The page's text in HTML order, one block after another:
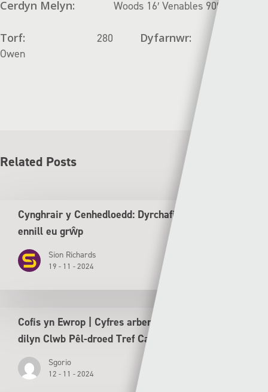
Cerdyn Melyn: Woods 16′ Venables 90′
Torf: 280 Dyfarnwr: Tom
Owen
Related Posts
Cynghrair y Cenhedloedd: Dyrchafiad i Gymru ar ôl
ennill eu grŵp
Sion Richards
19 - 11 - 2024
Cofis yn Ewrop | Cyfres arbennig tu ôl y llen yn
dilyn Clwb Pêl-droed Tref Caernarfon
Sgorio
12 - 11 - 2024